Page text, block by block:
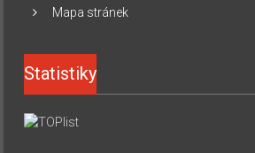
Mapa stránek
Statistiky